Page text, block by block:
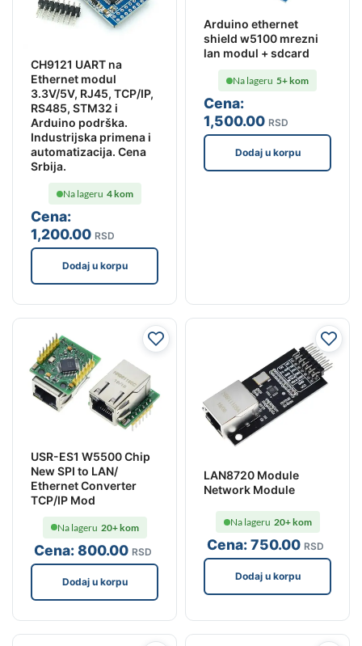
CH9121 UART na
Ethernet modul
3.3V/5V, RJ45, TCP/IP,
RS485, STM32 i
Arduino podrška.
Industrijska primena i
automatizacija. Cena
Srbija.
Cena:
1,200.00 RSD
Na lageru 4 kom
Dodaj u korpu
Arduino ethernet
shield w5100 mrezni
lan modul + sdcard
Cena:
1,500.00 RSD
Na lageru 5+ kom
Dodaj u korpu
USR-ES1 W5500 Chip
New SPI to LAN/
Ethernet Converter
TCP/IP Mod
Cena:800.00 RSD
Na lageru 20+ kom
Dodaj u korpu
LAN8720 Module
Network Module
Cena:750.00 RSD
Na lageru 20+ kom
Dodaj u korpu